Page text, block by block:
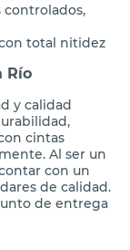
controlados,
total nitidez
Río
y calidad
cintas
Al ser un
con un
de calidad.
de entrega